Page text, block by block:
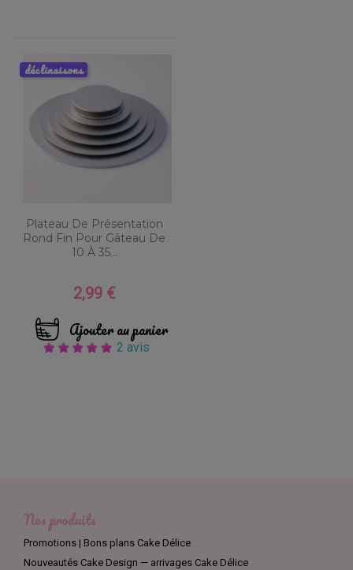
Plateau De Présentation
Rond Fin Pour Gâteau De
10 À 35...
Prix
2,99 €
Ajouter au panier
2 avis
déclinaisons
Nos produits
Promotions | Bons plans Cake Délice
Nouveautés Cake Design — arrivages Cake Délice